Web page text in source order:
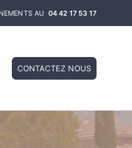
AU 04 42 17 53 17
en
CONTACTEZ NOUS